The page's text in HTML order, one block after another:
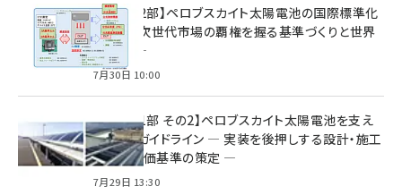
特集【第2部】ペロブスカイト太陽電池の国際標準化
戦略 ― 次世代市場の覇権を握る基準づくりと世界
の動向 ―
7月30日 10:00
特集【第1部 その2】ペロブスカイト太陽電池を支え
る2つのガイドライン ― 実装を後押しする設計・施工
方針と評価基準の策定 ―
7月29日 13:30